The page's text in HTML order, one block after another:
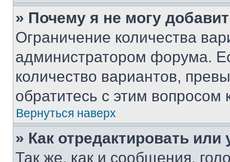
» Почему я не могу
Ограничение количества
администратором форума.
количество вариантов,
обратитесь с этим вопросом
Вернуться наверх
» Как отредактировать
Так же, как и сообщения,